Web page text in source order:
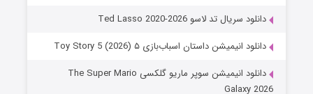
دانلود سریال تد لاسو Ted Lasso 2020-2026
دانلود انیمیشن داستان اسباب‌بازی ۵ Toy Story 5 (2026)
دانلود انیمیشن سوپر ماریو گلکسی The Super Mario
Galaxy 2026